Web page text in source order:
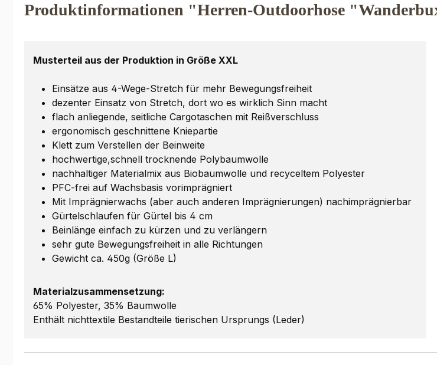
Produktinformationen "Herren-Outdoorhose
Musterteil aus der Produktion in Größe XXL
Einsätze aus 4-Wege-Stretch für mehr Bewegungsfreiheit
dezenter Einsatz von Stretch, dort wo es wirklich Sinn macht
flach anliegende, seitliche Cargotaschen mit Reißverschluss
ergonomisch geschnittene Kniepartie
Klett zum Verstellen der Beinweite
hochwertige,schnell trocknende Polybaumwolle
nachhaltiger Materialmix aus Biobaumwolle und recyceltem Polyester
PFC-frei auf Wachsbasis vorimprägniert
Mit Imprägnierwachs (aber auch anderen Imprägnierungen) nachimprägnierbar
Gürtelschlaufen für Gürtel bis 4 cm
Beinlänge einfach zu kürzen und zu verlängern
sehr gute Bewegungsfreiheit in alle Richtungen
Gewicht ca. 450g (Größe L)
Materialzusammensetzung:
65% Polyester, 35% Baumwolle
Enthält nichttextile Bestandteile tierischen Ursprungs (Leder)